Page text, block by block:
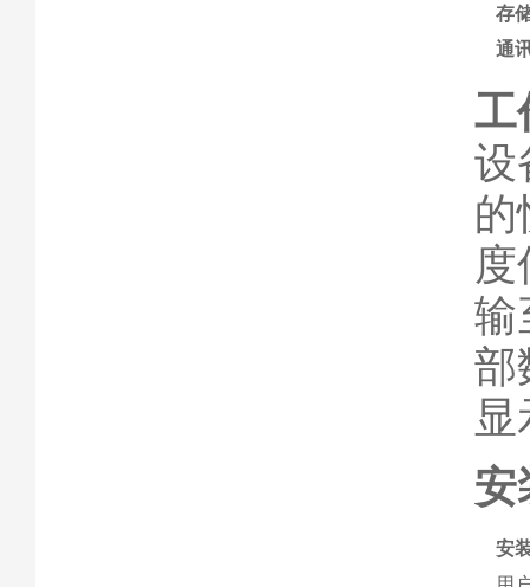
存
通
工
设
的
输
部
安
安